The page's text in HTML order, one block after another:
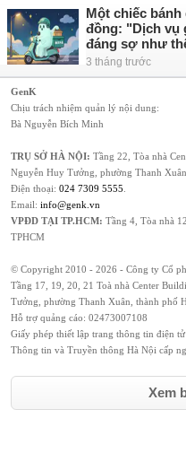
Một chiếc bánh
đồng: "Dịch vụ
đáng sợ như
3 tháng trước
GenK
Chịu trách nhiệm quản lý nội dung:
Bà Nguyễn Bích Minh
TRỤ SỞ HÀ NỘI: Tầng 22, Tòa nhà
Nguyễn Huy Tưởng, phường Thanh
Điện thoại: 024 7309 5555
Email: info@genk.vn
VPĐD TẠI TP.HCM: Tầng 4, Tòa nhà
TPHCM
© Copyright 2010 - 2026 - Công ty Cổ
Tầng 17, 19, 20, 21 Toà nhà Center
Tưởng, phường Thanh Xuân, thành phố
Hỗ trợ quảng cáo: 02473007108
Giấy phép thiết lập trang thông tin điện
Thông tin và Truyền thông Hà Nội cấp
Xem